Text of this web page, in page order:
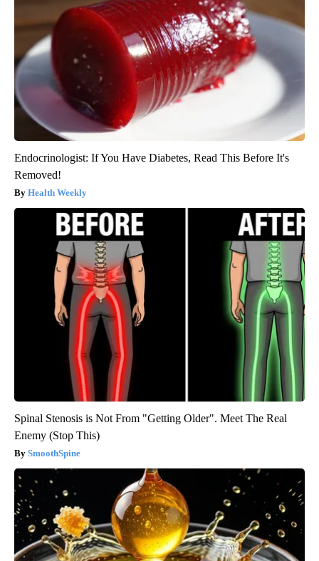
Endocrinologist: If You Have Diabetes, Read This Before It's
Removed!
Health Weekly
Spinal Stenosis is Not From "Getting Older". Meet The Real
Enemy (Stop This)
SmoothSpine